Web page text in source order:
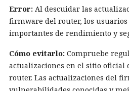
Error: Al descuidar las
firmware del router, los
importantes de rendimiento y
Cómo evitarlo: Compruebe
actualizaciones en el sitio oficial
router. Las actualizaciones del